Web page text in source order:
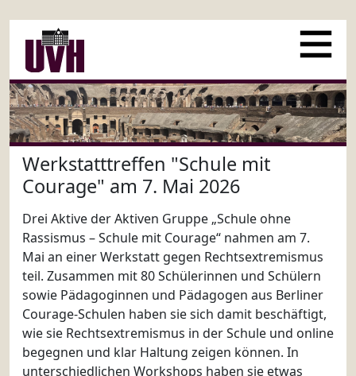
Werkstatttreffen "Schule mit
Courage" am 7. Mai 2026
Drei Aktive der Aktiven Gruppe „Schule ohne
Rassismus – Schule mit Courage“ nahmen am 7.
Mai an einer Werkstatt gegen Rechtsextremismus
teil. Zusammen mit 80 Schülerinnen und Schülern
sowie Pädagoginnen und Pädagogen aus Berliner
Courage-Schulen haben sie sich damit beschäftigt,
wie sie Rechtsextremismus in der Schule und online
begegnen und klar Haltung zeigen können. In
unterschiedlichen Workshops haben sie etwas